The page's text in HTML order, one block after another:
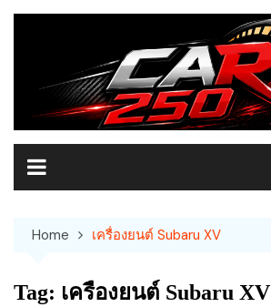
Skip
Home เครื่องยนต์ Subaru XV
Tag: เครื่องยนต์ Subaru XV